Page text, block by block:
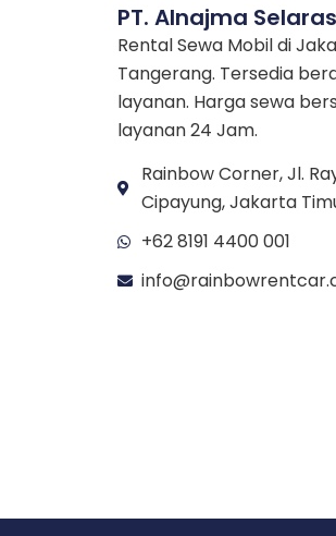
PT. Alnajma
Rental Sewa Mobil di
Tangerang. Tersedia
layanan. Harga sewa
layanan 24 Jam.
Rainbow Corner, Jl.
Cipayung, Jakarta
+62 8191 4400 001